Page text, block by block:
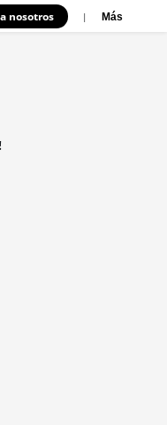
nosotros | Más